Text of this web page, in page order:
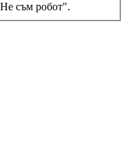
съм робот".